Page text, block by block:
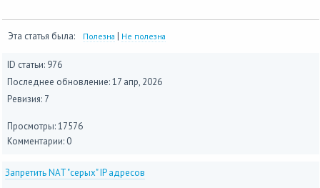
Эта статья была: Полезна | Не полезна
ID статьи: 976
Последнее обновление:17 апр, 2026
Ревизия: 7
Просмотры: 17576
Комментарии: 0
Запретить NAT "серых" IP адресов